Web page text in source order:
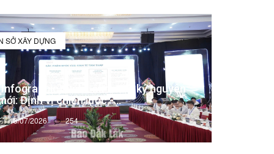
SỞ XÂY DỰNG
Đắk Lắk trong kỷ nguyên
Định vị chiến lược -...
13/07/2026 254